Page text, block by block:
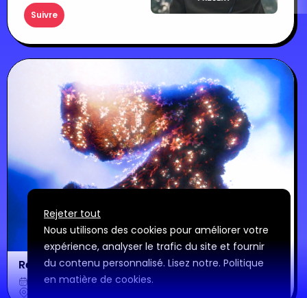
Rejeter tout
Nous utilisons des cookies pour améliorer votre
expérience, analyser le trafic du site et fournir
du contenu personnalisé. Lisez notre. Politique
en matière de cookies.
Suivre
Resonance Festival
25 juil. 2023
Voir plus